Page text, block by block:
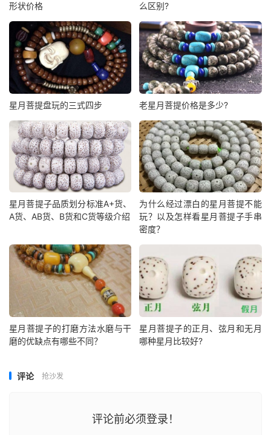
形状价格
么区别?
星月菩提盘玩的三式四步 老星月菩提价格是多少?
星月菩提子品质划分标准A+货、
A货、AB货、B货和C货等级介绍
为什么经过漂白的星月菩提不能
玩？以及怎样看星月菩提子手串
密度？
星月菩提子的打磨方法水磨与干
磨的优缺点有哪些不同？
星月菩提子的正月、弦月和无月
哪种星月比较好?
评论 抢沙发
评论前必须登录！